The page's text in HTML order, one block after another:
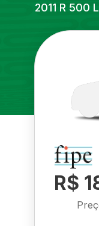
2011 R 500
R$